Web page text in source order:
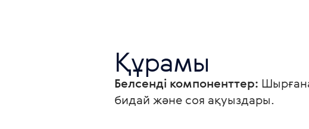
Құрамы
Белсенді компоненттер:
бидай және соя ақуыздары.